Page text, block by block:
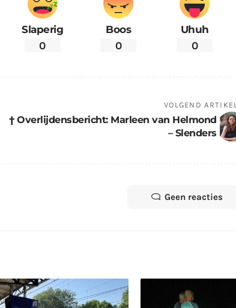
Slaperig
0
Boos
0
Uhuh
0
VOLGEND ARTIKEL
† Overlijdensbericht: Marleen van Helmond
– Slenders
Geen reacties